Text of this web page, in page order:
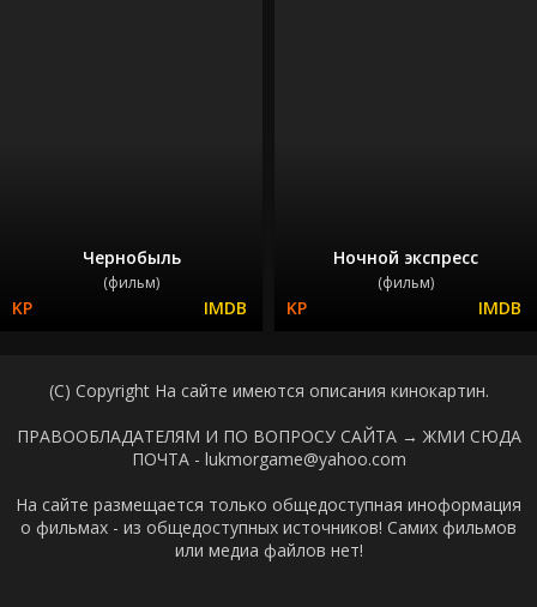
Чернобыль
(фильм)
Ночной экспресс
(фильм)
(C) Copyright На сайте имеются описания кинокартин.
ПРАВООБЛАДАТЕЛЯМ И ПО ВОПРОСУ САЙТА → ЖМИ СЮДА
ПОЧТА - lukmorgame@yahoo.com
На сайте размещается только общедоступная иноформация
о фильмах - из общедоступных источников! Самих фильмов
или медиа файлов нет!